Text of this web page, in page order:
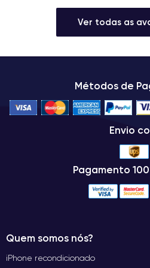
Ver todas as
Métodos de
Envio
Pagamento
Quem somos nós?
iPhone recondicionado